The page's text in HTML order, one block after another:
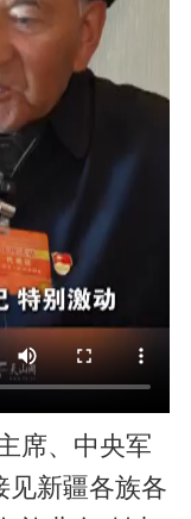
席、中央军
见新疆各族各